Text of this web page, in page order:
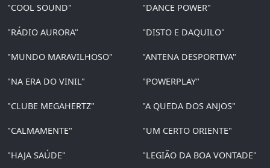
"COOL SOUND" "DANCE POWER"
"RÁDIO AURORA" "DISTO E DAQUILO"
"MUNDO MARAVILHOSO" "ANTENA DESPORTIVA"
"NA ERA DO VINIL" "POWERPLAY"
"CLUBE MEGAHERTZ" "A QUEDA DOS ANJOS"
"CALMAMENTE" "UM CERTO ORIENTE"
"HAJA SAÚDE" "LEGIÃO DA BOA VONTADE"